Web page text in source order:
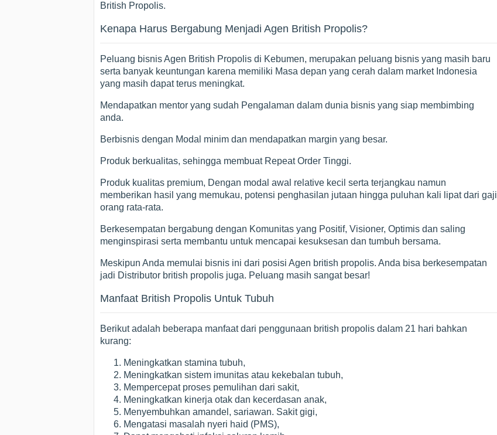
British Propolis.
Kenapa Harus Bergabung Menjadi Agen British Propolis?
Peluang bisnis Agen British Propolis di Kebumen, merupakan peluang bisnis yang masih baru
serta banyak keuntungan karena memiliki Masa depan yang cerah dalam market Indonesia
yang masih dapat terus meningkat.
Mendapatkan mentor yang sudah Pengalaman dalam dunia bisnis yang siap membimbing
anda.
Berbisnis dengan Modal minim dan mendapatkan margin yang besar.
Produk berkualitas, sehingga membuat Repeat Order Tinggi.
Produk kualitas premium, Dengan modal awal relative kecil serta terjangkau namun
memberikan hasil yang memukau, potensi penghasilan jutaan hingga puluhan kali lipat dari gaji
orang rata-rata.
Berkesempatan bergabung dengan Komunitas yang Positif, Visioner, Optimis dan saling
menginspirasi serta membantu untuk mencapai kesuksesan dan tumbuh bersama.
Meskipun Anda memulai bisnis ini dari posisi Agen british propolis. Anda bisa berkesempatan
jadi Distributor british propolis juga. Peluang masih sangat besar!
Manfaat British Propolis Untuk Tubuh
Berikut adalah beberapa manfaat dari penggunaan british propolis dalam 21 hari bahkan
kurang:
Meningkatkan stamina tubuh,
Meningkatkan sistem imunitas atau kekebalan tubuh,
Mempercepat proses pemulihan dari sakit,
Meningkatkan kinerja otak dan kecerdasan anak,
Menyembuhkan amandel, sariawan. Sakit gigi,
Mengatasi masalah nyeri haid (PMS),